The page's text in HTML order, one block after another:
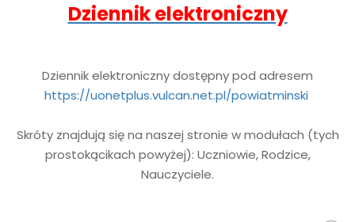
Dziennik elektroniczny
Dziennik elektroniczny dostępny pod adresem
https://uonetplus.vulcan.net.pl/powiatminski
Skróty znajdują się na naszej stronie w modułach (tych
prostokącikach powyżej): Uczniowie, Rodzice,
Nauczyciele.